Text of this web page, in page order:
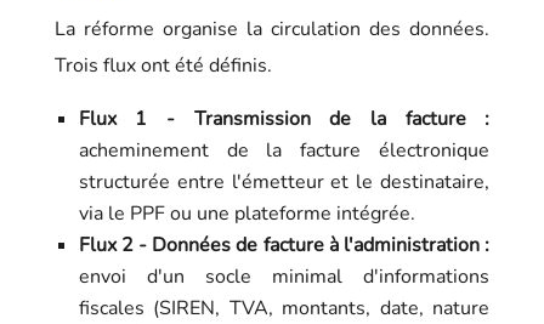
La réforme organise la circulation des données.
Trois flux ont été définis.
Flux 1 - Transmission de la facture :
acheminement de la facture électronique
structurée entre l'émetteur et le destinataire,
via le PPF ou une plateforme intégrée.
Flux 2 - Données de facture à l'administration :
envoi d'un socle minimal d'informations
fiscales (SIREN, TVA, montants, date, nature